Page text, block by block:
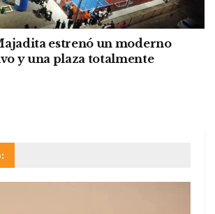
estrenó un moderno
y una plaza totalmente